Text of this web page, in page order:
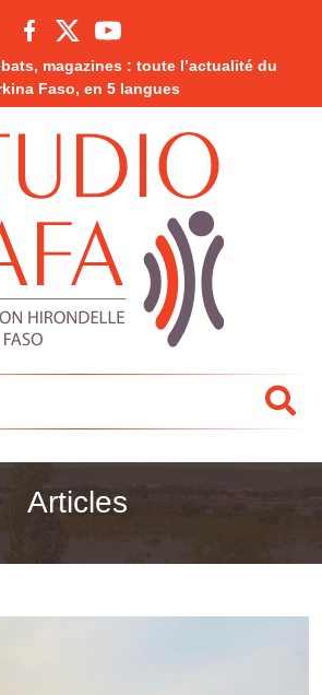
magazines : toute l’actualité du
Faso, en 5 langues
Articles